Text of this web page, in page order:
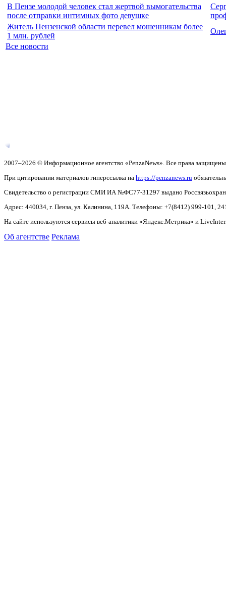
В Пензе молодой человек стал жертвой вымогательства
после отправки интимных фото девушке
Житель Пензенской области перевел мошенникам более
1 млн. рублей
Все новости
2007–2026 © Информационное агентство «PenzaNews». Все права
При цитировании материалов гиперссылка на https://penzanews.ru
Свидетельство о регистрации СМИ ИА №ФС77-31297 выдано
Адрес: 440034, г. Пенза, ул. Калинина, 119А. Телефоны: +7(8412) 999-101,
На сайте используются сервисы веб-аналитики «Яндекс.Метрика» и
Об агентстве Реклама